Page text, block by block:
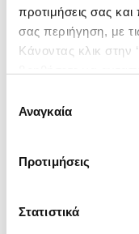
προτιμήσεις σας και
σας περιήγηση, με
Κάνοντας κλικ στην ‘’
ενδιαφέρουν και να
συγκατάθεσης
Αναγκαία
Προτιμήσεις
Στατιστικά